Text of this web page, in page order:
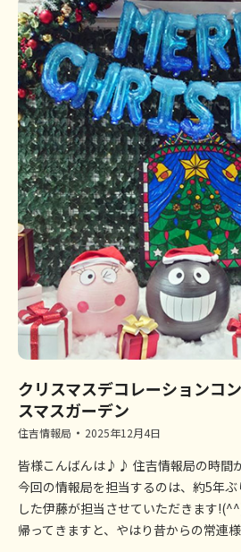
クリスマスデコレーションコ
スマスガーデン
住吉情報局 2025年12月4日
皆様こんばんは♪♪ 住吉情報局の時間
今回の情報局を担当するのは、約5年
した伊藤が担当させていただきます
帰ってきますと、やはり昔からの常連